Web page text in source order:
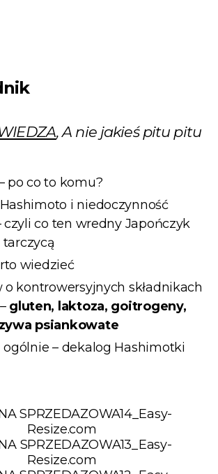
, A nie jakieś pitu pitu
po co to komu?
i niedoczynność
czyli co ten wredny Japończyk
tarczycą
wiedzieć
o kontrowersyjnych składnikach
gluten, laktoza, goitrogeny,
psiankowate
ogólnie – dekalog Hashimotki